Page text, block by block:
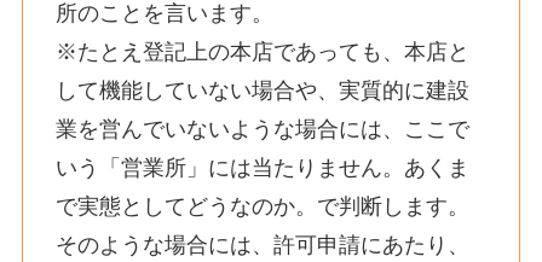
所のことを言います。
※たとえ登記上の本店であっても、本店と
して機能していない場合や、実質的に建設
業を営んでいないような場合には、ここで
いう「営業所」には当たりません。あくま
で実態としてどうなのか。で判断します。
そのような場合には、許可申請にあたり、